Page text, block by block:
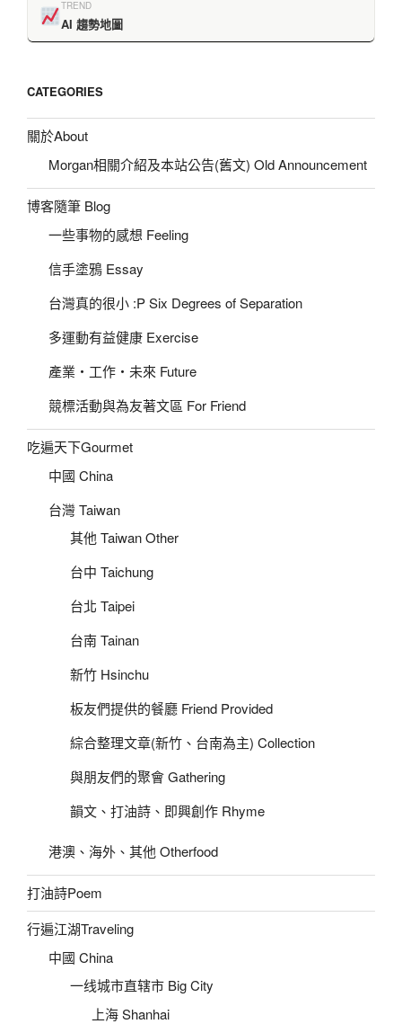
TREND
AI 趨勢地圖
CATEGORIES
關於About
Morgan相關介紹及本站公告(舊文) Old Announcement
博客隨筆 Blog
一些事物的感想 Feeling
信手塗鴉 Essay
台灣真的很小 :P Six Degrees of Separation
多運動有益健康 Exercise
產業‧工作‧未來 Future
競標活動與為友著文區 For Friend
吃遍天下Gourmet
中國 China
台灣 Taiwan
其他 Taiwan Other
台中 Taichung
台北 Taipei
台南 Tainan
新竹 Hsinchu
板友們提供的餐廳 Friend Provided
綜合整理文章(新竹、台南為主) Collection
與朋友們的聚會 Gathering
韻文、打油詩、即興創作 Rhyme
港澳、海外、其他 Otherfood
打油詩Poem
行遍江湖Traveling
中國 China
一线城市直辖市 Big City
上海 Shanhai